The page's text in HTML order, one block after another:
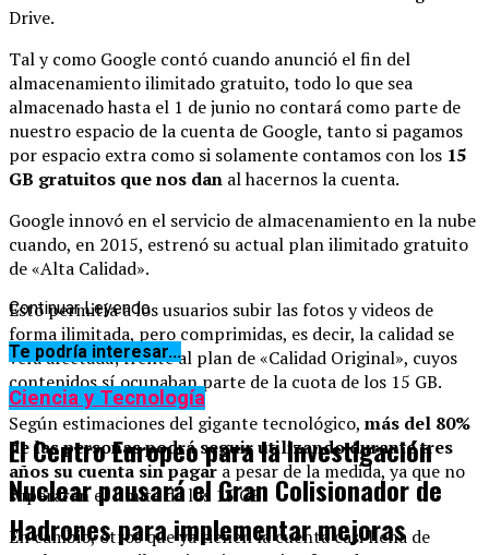
Drive.
Tal y como Google contó cuando anunció el fin del
almacenamiento ilimitado gratuito, todo lo que sea
almacenado hasta el 1 de junio no contará como parte de
nuestro espacio de la cuenta de Google, tanto si pagamos
por espacio extra como si solamente contamos con los 15
GB gratuitos que nos dan al hacernos la cuenta.
Google innovó en el servicio de almacenamiento en la nube
cuando, en 2015, estrenó su actual plan ilimitado gratuito
de «Alta Calidad».
Esto permitía a los usuarios subir las fotos y videos de
forma ilimitada, pero comprimidas, es decir, la calidad se
veía afectada; frente al plan de «Calidad Original», cuyos
contenidos sí ocupaban parte de la cuota de los 15 GB.
Según estimaciones del gigante tecnológico, más del 80%
de las personas podrá seguir utilizando durante tres
años su cuenta sin pagar a pesar de la medida, ya que no
superarán el límite de los 15 GB.
En cambio, otros que ya tienen la cuenta casi llena de
Continuar Leyendo
Te podría interesar...
Ciencia y Tecnología
El Centro Europeo para la Investigación
Nuclear pausará el Gran Colisionador de
Hadrones para implementar mejoras